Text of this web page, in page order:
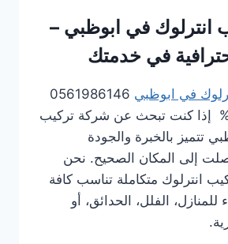
انترلوك في ابوظبي –
في خدمتك
في ابوظبي
30% إذا كنت تبحث عن شركة تركيب
تتميز بالخبرة والجودة
إلى المكان الصحيح. نحن
انترلوك متكاملة تناسب كافة
للمنازل، الفلل، الحدائق، أو